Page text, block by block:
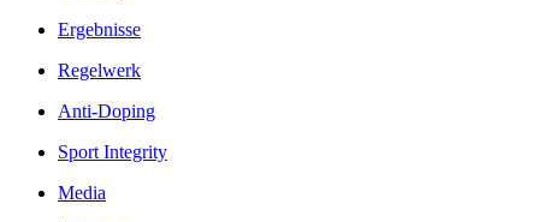
Ergebnisse
Regelwerk
Anti-Doping
Sport Integrity
Media